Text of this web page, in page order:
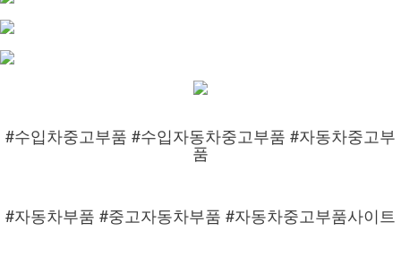
#수입차중고부품 #수입자동차중고부품 #자동차중고부
품
#자동차부품 #중고자동차부품 #자동차중고부품사이트